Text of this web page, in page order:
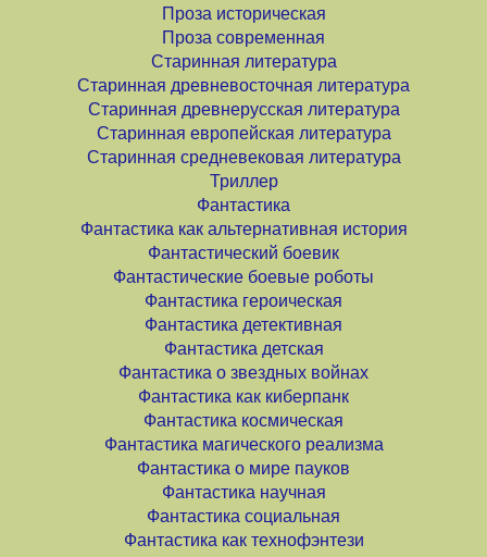
Проза историческая
Проза современная
Старинная литература
Старинная древневосточная литература
Старинная древнерусская литература
Старинная европейская литература
Старинная средневековая литература
Триллер
Фантастика
Фантастика как альтернативная история
Фантастический боевик
Фантастические боевые роботы
Фантастика героическая
Фантастика детективная
Фантастика детская
Фантастика о звездных войнах
Фантастика как киберпанк
Фантастика космическая
Фантастика магического реализма
Фантастика о мире пауков
Фантастика научная
Фантастика социальная
Фантастика как технофэнтези